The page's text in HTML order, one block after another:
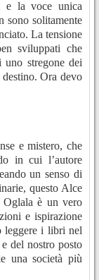
e la voce unica
sono solitamente
La tensione
sviluppati che
stregone dei
Ora devo
e mistero, che
in cui l’autore
un senso di
questo Alce
è un vero
e ispirazione
i libri nel
del nostro posto
una società più